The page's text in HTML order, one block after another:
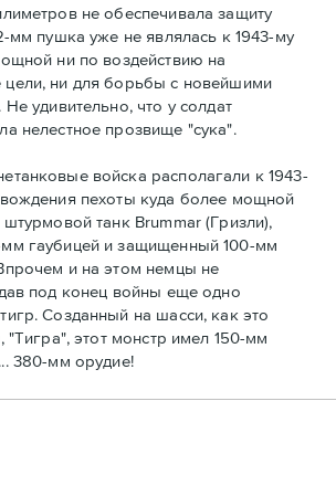
не обеспечивала защиту
мм пушка уже не являлась к 1943-му
ни по воздействию на
ни для борьбы с новейшими
удивительно, что у солдат
нелестное прозвище "сука".
войска располагали к 1943-
пехоты куда более мощной
танк Brummar (Гризли),
гаубицей и защищенный 100-мм
и на этом немцы не
под конец войны еще одно
Созданный на шасси, как это
"Тигра", этот монстр имел 150-мм
380-мм орудие!